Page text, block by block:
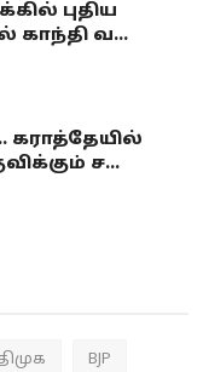
புதிய
காந்தி வ...
கராத்தேயில்
ச...
BJP